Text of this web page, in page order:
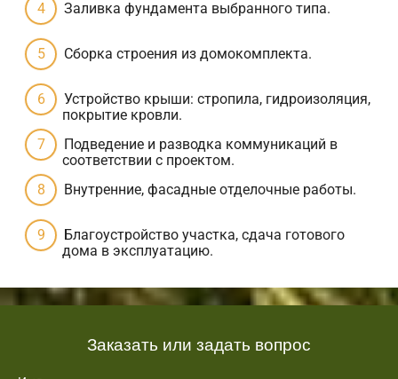
Заливка фундамента выбранного типа.
Сборка строения из домокомплекта.
Устройство крыши: стропила, гидроизоляция,
покрытие кровли.
Подведение и разводка коммуникаций в
соответствии с проектом.
Внутренние, фасадные отделочные работы.
Благоустройство участка, сдача готового
дома в эксплуатацию.
Заказать или задать вопрос